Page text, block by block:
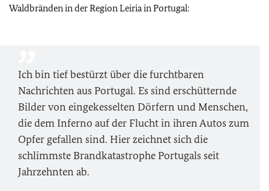
Waldbränden in der Region Leiria in Portugal:
Ich bin tief bestürzt über die furchtbaren
Nachrichten aus Portugal. Es sind erschütternde
Bilder von eingekesselten Dörfern und Menschen,
die dem Inferno auf der Flucht in ihren Autos zum
Opfer gefallen sind. Hier zeichnet sich die
schlimmste Brandkatastrophe Portugals seit
Jahrzehnten ab.